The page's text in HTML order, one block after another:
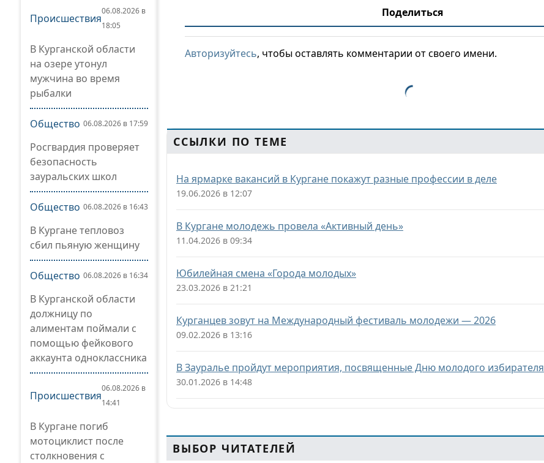
Происшествия
06.08.2026 в
18:05
В Курганской области
на озере утонул
мужчина во время
рыбалки
Общество 06.08.2026 в 17:59
Росгвардия проверяет
безопасность
зауральских школ
Общество 06.08.2026 в 16:43
В Кургане тепловоз
сбил пьяную женщину
Общество 06.08.2026 в 16:34
В Курганской области
должницу по
алиментам поймали с
помощью фейкового
аккаунта одноклассника
Происшествия
06.08.2026 в
14:41
В Кургане погиб
мотоциклист после
столкновения с
Поделиться
Авторизуйтесь, чтобы оставлять комментарии от своего имени.
ССЫЛКИ ПО ТЕМЕ
На ярмарке вакансий в Кургане покажут разные профессии в деле
19.06.2026 в 12:07
В Кургане молодежь провела «Активный день»
11.04.2026 в 09:34
Юбилейная смена «Города молодых»
23.03.2026 в 21:21
Курганцев зовут на Международный фестиваль молодежи — 2026
09.02.2026 в 13:16
В Зауралье пройдут мероприятия, посвященные Дню молодого избирателя
30.01.2026 в 14:48
ВЫБОР ЧИТАТЕЛЕЙ